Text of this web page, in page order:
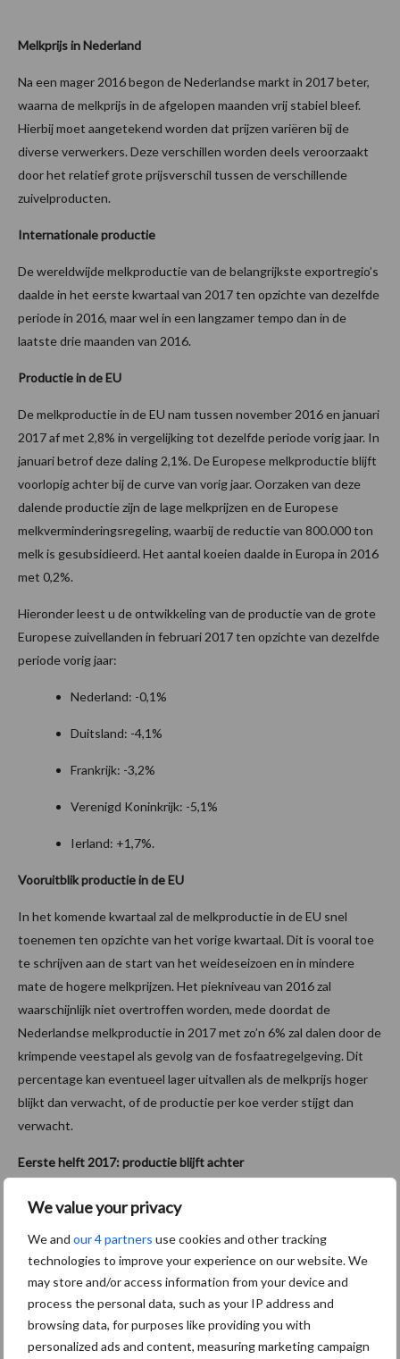
We value your privacy
We and our 4 partners use cookies and other tracking
technologies to improve your experience on our website. We
may store and/or access information from your device and
process the personal data, such as your IP address and
browsing data, for purposes like providing you with
personalized ads and content, measuring marketing campaign
Melkprijs in Nederland
Na een mager 2016 begon de Nederlandse markt in 2017 beter,
waarna de melkprijs in de afgelopen maanden vrij stabiel bleef.
Hierbij moet aangetekend worden dat prijzen variëren bij de
diverse verwerkers. Deze verschillen worden deels veroorzaakt
door het relatief grote prijsverschil tussen de verschillende
zuivelproducten.
Internationale productie
De wereldwijde melkproductie van de belangrijkste exportregio’s
daalde in het eerste kwartaal van 2017 ten opzichte van dezelfde
periode in 2016, maar wel in een langzamer tempo dan in de
laatste drie maanden van 2016.
Productie in de EU
De melkproductie in de EU nam tussen november 2016 en januari
2017 af met 2,8% in vergelijking tot dezelfde periode vorig jaar. In
januari betrof deze daling 2,1%. De Europese melkproductie blijft
voorlopig achter bij de curve van vorig jaar. Oorzaken van deze
dalende productie zijn de lage melkprijzen en de Europese
melkverminderingsregeling, waarbij de reductie van 800.000 ton
melk is gesubsidieerd. Het aantal koeien daalde in Europa in 2016
met 0,2%.
Hieronder leest u de ontwikkeling van de productie van de grote
Europese zuivellanden in februari 2017 ten opzichte van dezelfde
periode vorig jaar:
Nederland: -0,1%
Duitsland: -4,1%
Frankrijk: -3,2%
Verenigd Koninkrijk: -5,1%
Ierland: +1,7%.
Vooruitblik productie in de EU
In het komende kwartaal zal de melkproductie in de EU snel
toenemen ten opzichte van het vorige kwartaal. Dit is vooral toe
te schrijven aan de start van het weideseizoen en in mindere
mate de hogere melkprijzen. Het piekniveau van 2016 zal
waarschijnlijk niet overtroffen worden, mede doordat de
Nederlandse melkproductie in 2017 met zo’n 6% zal dalen door de
krimpende veestapel als gevolg van de fosfaatregelgeving. Dit
percentage kan eventueel lager uitvallen als de melkprijs hoger
blijkt dan verwacht, of de productie per koe verder stijgt dan
verwacht.
Eerste helft 2017: productie blijft achter
De Rabobank verwacht dat de Europese melkproductie
opzichte van dezelfde periode vorig jaar. Dit als gevolg van
stagnerende melkprijzen en lagere aantallen koeien. Daarnaast
hebben de zorgen rond Brexit hun weerslag op de productie in
Ierland en het Verenigd Koninkrijk. In de tweede helft van 2017